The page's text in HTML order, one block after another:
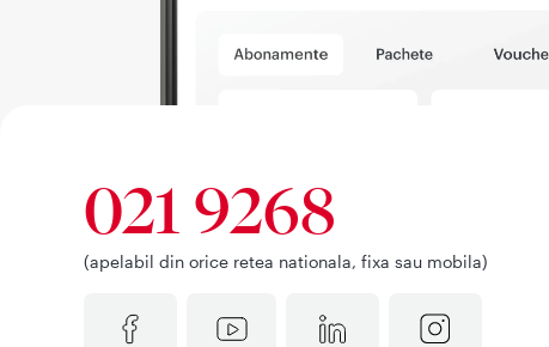
021 9268
(apelabil din orice retea nationala, fixa sau mobila)